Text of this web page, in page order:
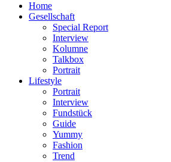
Home
Gesellschaft
Special Report
Interview
Kolumne
Talkbox
Portrait
Lifestyle
Portrait
Interview
Fundstück
Guide
Yummy
Fashion
Trend